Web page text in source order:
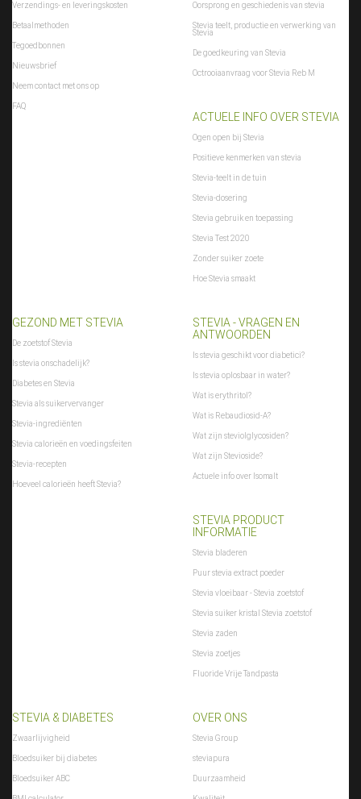
Verzendings- en leveringskosten
Betaalmethoden
Tegoedbonnen
Nieuwsbrief
Neem contact met ons op
FAQ
Oorsprong en geschiedenis van stevia
Stevia teelt, productie en verwerking van
Stevia
De goedkeuring van Stevia
Octrooiaanvraag voor Stevia Reb M
ACTUELE INFO OVER STEVIA
Ogen open bij Stevia
Positieve kenmerken van stevia
Stevia-teelt in de tuin
Stevia-dosering
Stevia gebruik en toepassing
Stevia Test 2020
Zonder suiker zoete
Hoe Stevia smaakt
GEZOND MET STEVIA
De zoetstof Stevia
Is stevia onschadelijk?
Diabetes en Stevia
Stevia als suikervervanger
Stevia-ingrediënten
Stevia calorieën en voedingsfeiten
Stevia-recepten
Hoeveel calorieën heeft Stevia?
STEVIA - VRAGEN EN
ANTWOORDEN
Is stevia geschikt voor diabetici?
Is stevia oplosbaar in water?
Wat is erythritol?
Wat is Rebaudiosid-A?
Wat zijn steviolglycosiden?
Wat zijn Stevioside?
Actuele info over Isomalt
STEVIA PRODUCT
INFORMATIE
Stevia bladeren
Puur stevia extract poeder
Stevia vloeibaar - Stevia zoetstof
Stevia suiker kristal Stevia zoetstof
Stevia zaden
Stevia zoetjes
Fluoride Vrije Tandpasta
STEVIA & DIABETES
Zwaarlijvigheid
Bloedsuiker bij diabetes
Bloedsuiker ABC
OVER ONS
Stevia Group
steviapura
Duurzaamheid